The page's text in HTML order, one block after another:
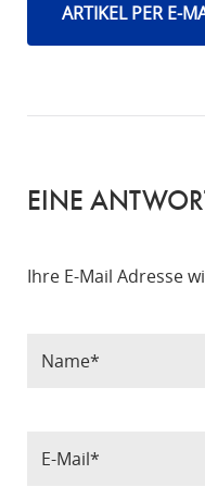
ARTIKEL PER E-
EINE
Ihre E-Mail Adresse